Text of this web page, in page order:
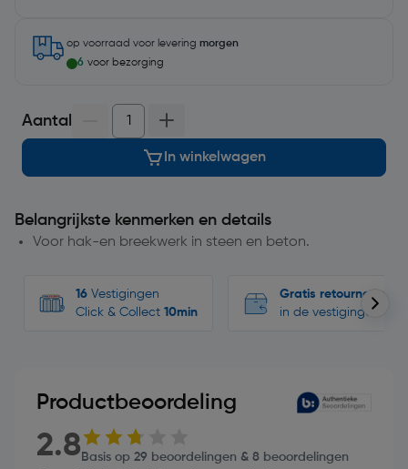
op voorraad voor levering morgen
6 voor bezorging
Aantal
In winkelwagen
Belangrijkste kenmerken en details
Voor hak-en breekwerk in steen en beton.
16 Vestigingen
Click & Collect 10min
Gratis retourneren
in de vestigingen
Productbeoordeling
2.8 Basis op 29 beoordelingen & 8 beoordelingen